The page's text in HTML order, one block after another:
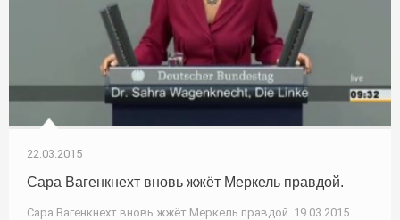
22.03.2015
Сара Вагенкнехт вновь жжёт Меркель правдой.
Сара Вагенкнехт вновь жжёт Меркель правдой. 19.03.2015.